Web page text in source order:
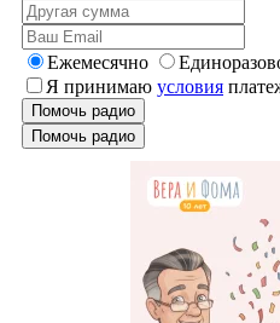
Ежемесячно
Я принимаю условия
Помочь радио
Помочь радио